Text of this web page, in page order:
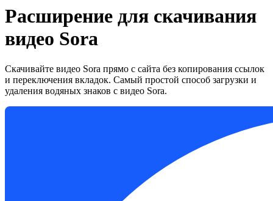
Расширение для скачивания
видео Sora
Скачивайте видео Sora прямо с сайта без копирования ссылок
и переключения вкладок. Самый простой способ загрузки и
удаления водяных знаков с видео Sora.